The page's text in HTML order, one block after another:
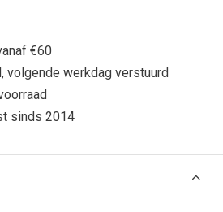
€60
volgende werkdag verstuurd
sinds 2014